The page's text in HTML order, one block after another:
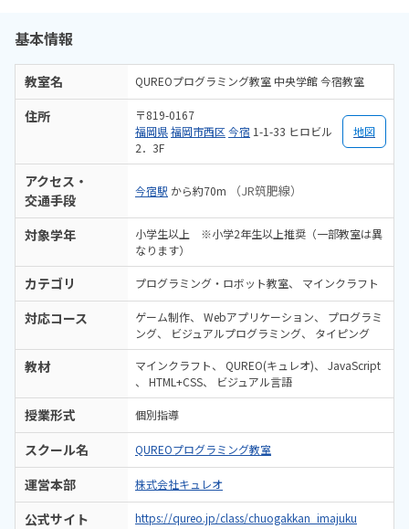
基本情報
教室名 QUREOプログラミング教室 中央学館 今宿教室
住所
〒819-0167
福岡県福岡市西区 今宿 1-1-33 ヒロビル
2．3F
地図
アクセス・
交通手段
今宿駅 から約70m （JR筑肥線）
対象学年
小学生以上 ※小学2年生以上推奨（一部教室は異
なります）
カテゴリ プログラミング・ロボット教室 マインクラフト
対応コース ゲーム制作 Webアプリケーション
プログラミ
ング
ビジュアルプログラミング タイピング
教材 マインクラフト QUREO(キュレオ)
JavaScript
HTML+CSS
ビジュアル言語
授業形式 個別指導
スクール名 QUREOプログラミング教室
運営本部 株式会社キュレオ
公式サイト
https://qureo.jp/class/chuogakkan_imajuku